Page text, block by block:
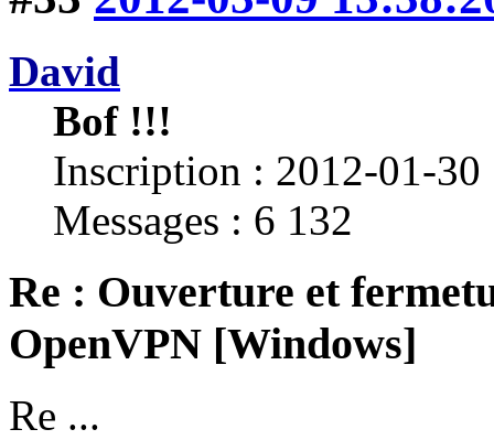
David
Bof !!!
Inscription : 2012-01-30
Messages : 6 132
Re : Ouverture et
OpenVPN [Windows]
Re ...